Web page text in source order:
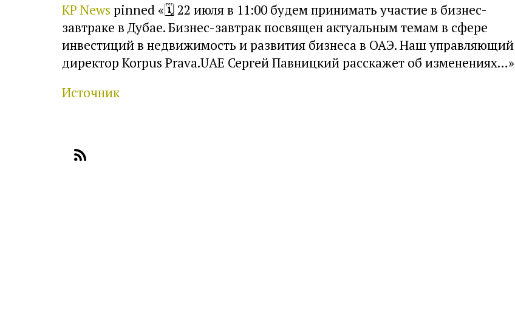
KP News pinned «🗓 22 июля в 11:00 будем принимать участие в бизнес-
завтраке в Дубае. Бизнес-завтрак посвящен актуальным темам в сфере
инвестиций в недвижимость и развития бизнеса в ОАЭ. Наш управляющий
директор Korpus Prava.UAE Сергей Павницкий расскажет об изменениях…»
Источник